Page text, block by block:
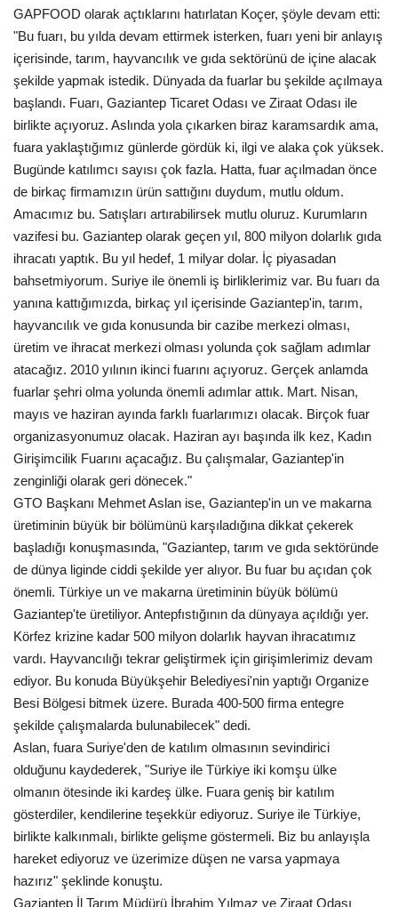
GAPFOOD olarak açtıklarını hatırlatan Koçer, şöyle devam etti:
"Bu fuarı, bu yılda devam ettirmek isterken, fuarı yeni bir anlayış
içerisinde, tarım, hayvancılık ve gıda sektörünü de içine alacak
şekilde yapmak istedik. Dünyada da fuarlar bu şekilde açılmaya
başlandı. Fuarı, Gaziantep Ticaret Odası ve Ziraat Odası ile
birlikte açıyoruz. Aslında yola çıkarken biraz karamsardık ama,
fuara yaklaştığımız günlerde gördük ki, ilgi ve alaka çok yüksek.
Bugünde katılımcı sayısı çok fazla. Hatta, fuar açılmadan önce
de birkaç firmamızın ürün sattığını duydum, mutlu oldum.
Amacımız bu. Satışları artırabilirsek mutlu oluruz. Kurumların
vazifesi bu. Gaziantep olarak geçen yıl, 800 milyon dolarlık gıda
ihracatı yaptık. Bu yıl hedef, 1 milyar dolar. İç piyasadan
bahsetmiyorum. Suriye ile önemli iş birliklerimiz var. Bu fuarı da
yanına kattığımızda, birkaç yıl içerisinde Gaziantep'in, tarım,
hayvancılık ve gıda konusunda bir cazibe merkezi olması,
üretim ve ihracat merkezi olması yolunda çok sağlam adımlar
atacağız. 2010 yılının ikinci fuarını açıyoruz. Gerçek anlamda
fuarlar şehri olma yolunda önemli adımlar attık. Mart. Nisan,
mayıs ve haziran ayında farklı fuarlarımızı olacak. Birçok fuar
organizasyonumuz olacak. Haziran ayı başında ilk kez, Kadın
Girişimcilik Fuarını açacağız. Bu çalışmalar, Gaziantep'in
zenginliği olarak geri dönecek."
GTO Başkanı Mehmet Aslan ise, Gaziantep'in un ve makarna
üretiminin büyük bir bölümünü karşıladığına dikkat çekerek
başladığı konuşmasında, "Gaziantep, tarım ve gıda sektöründe
de dünya liginde ciddi şekilde yer alıyor. Bu fuar bu açıdan çok
önemli. Türkiye un ve makarna üretiminin büyük bölümü
Gaziantep'te üretiliyor. Antepfıstığının da dünyaya açıldığı yer.
Körfez krizine kadar 500 milyon dolarlık hayvan ihracatımız
vardı. Hayvancılığı tekrar geliştirmek için girişimlerimiz devam
ediyor. Bu konuda Büyükşehir Belediyesi'nin yaptığı Organize
Besi Bölgesi bitmek üzere. Burada 400-500 firma entegre
şekilde çalışmalarda bulunabilecek" dedi.
Aslan, fuara Suriye'den de katılım olmasının sevindirici
olduğunu kaydederek, "Suriye ile Türkiye iki komşu ülke
olmanın ötesinde iki kardeş ülke. Fuara geniş bir katılım
gösterdiler, kendilerine teşekkür ediyoruz. Suriye ile Türkiye,
birlikte kalkınmalı, birlikte gelişme göstermeli. Biz bu anlayışla
hareket ediyoruz ve üzerimize düşen ne varsa yapmaya
hazırız" şeklinde konuştu.
Gaziantep İl Tarım Müdürü İbrahim Yılmaz ve Ziraat Odası